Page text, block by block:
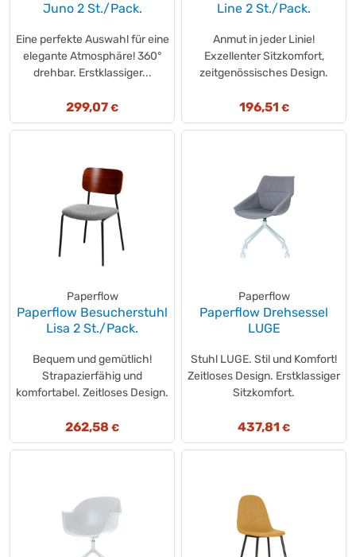
Juno 2 St./Pack.
Eine perfekte Auswahl für eine
elegante Atmosphäre! 360°
drehbar. Erstklassiger...
299,07 €
Line 2 St./Pack.
Anmut in jeder Linie!
Exzellenter Sitzkomfort,
zeitgenössisches Design.
196,51 €
Paperflow
Paperflow Besucherstuhl
Lisa 2 St./Pack.
Bequem und gemütlich!
Strapazierfähig und
komfortabel. Zeitloses Design.
262,58 €
Paperflow
Paperflow Drehsessel
LUGE
Stuhl LUGE. Stil und Komfort!
Zeitloses Design. Erstklassiger
Sitzkomfort.
437,81 €